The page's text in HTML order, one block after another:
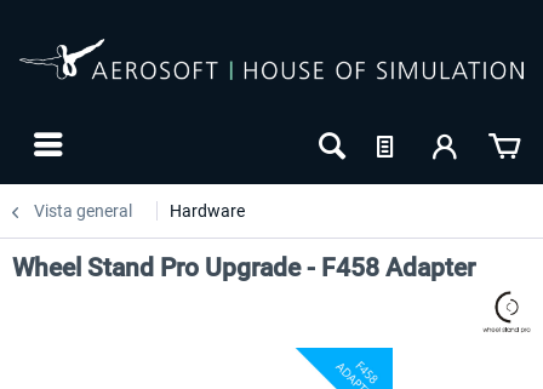
Vista general Hardware
Wheel Stand Pro Upgrade - F458 Adapter